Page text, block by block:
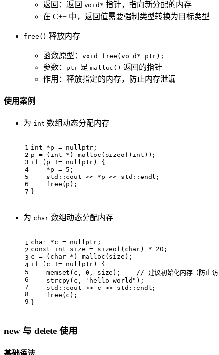
返回：返回 void* 指针，指向新分配的内存
在 C++ 中，返回值需要强制类型转换为目标类型
free() 释放内存
函数原型： void free(void* ptr);
参数： ptr 是 malloc() 返回的指针
作用：释放指定的内存，防止内存泄漏
使用案例
为 int 数组动态分配内存
1
2
3
4
5
6
7
int *p = nullptr ;
p = ( int *) malloc ( sizeof ( int ));
if (p != nullptr) {
    *p =
5 ;
    std::cout << *p << std::endl;
free (p);
}
为 char 数组动态分配内存
1
2
3
4
5
6
7
8
9
char *c = nullptr ;
const
int size = sizeof ( char) * 20 ;
c = ( char *) malloc (size);
if (c != nullptr) {
memset (c, 0 , size); // 建议初始化内存（防止
strcpy(c, "hello world" );
    std::cout << c << std::endl;
free (c);
}
new 与 delete 使用